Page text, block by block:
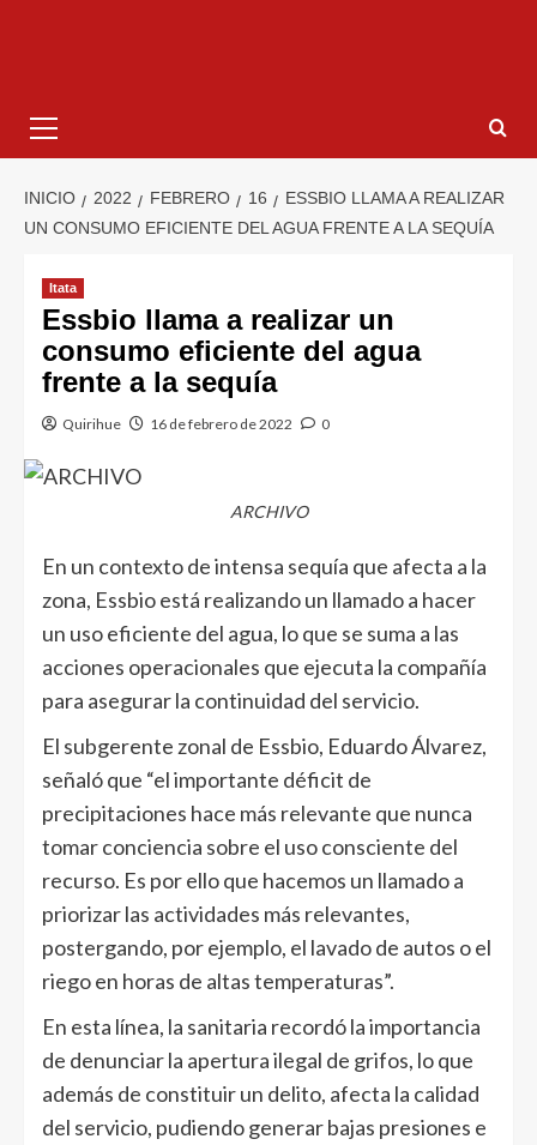
INICIO 2022 FEBRERO 16
ESSBIO LLAMA A REALIZAR
UN CONSUMO EFICIENTE DEL AGUA FRENTE A LA SEQUÍA
Itata
Essbio llama a realizar un
consumo eficiente del agua
frente a la sequía
Quirihue 16 de febrero de 2022 0
ARCHIVO
En un contexto de intensa sequía que afecta a la
zona, Essbio está realizando un llamado a hacer
un uso eficiente del agua, lo que se suma a las
acciones operacionales que ejecuta la compañía
para asegurar la continuidad del servicio.
El subgerente zonal de Essbio, Eduardo Álvarez,
señaló que “el importante déficit de
precipitaciones hace más relevante que nunca
tomar conciencia sobre el uso consciente del
recurso. Es por ello que hacemos un llamado a
priorizar las actividades más relevantes,
postergando, por ejemplo, el lavado de autos o el
riego en horas de altas temperaturas”.
En esta línea, la sanitaria recordó la importancia
de denunciar la apertura ilegal de grifos, lo que
además de constituir un delito, afecta la calidad
del servicio, pudiendo generar bajas presiones e